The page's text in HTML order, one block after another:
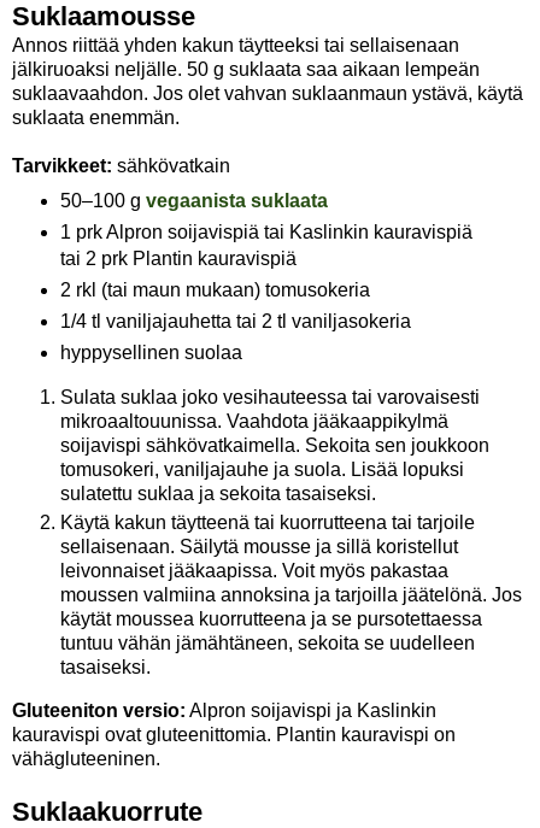
Suklaamousse
Annos riittää yhden kakun täytteeksi tai sellaisenaan
jälkiruoaksi neljälle. 50 g suklaata saa aikaan lempeän
suklaavaahdon. Jos olet vahvan suklaanmaun ystävä, käytä
suklaata enemmän.
Tarvikkeet: sähkövatkain
50–100 g vegaanista suklaata
1 prk Alpron soijavispiä tai Kaslinkin kauravispiä
tai 2 prk Plantin kauravispiä
2 rkl (tai maun mukaan) tomusokeria
1/4 tl vaniljajauhetta tai 2 tl vaniljasokeria
hyppysellinen suolaa
Sulata suklaa joko vesihauteessa tai varovaisesti
mikroaaltouunissa. Vaahdota jääkaappikylmä
soijavispi sähkövatkaimella. Sekoita sen joukkoon
tomusokeri, vaniljajauhe ja suola. Lisää lopuksi
sulatettu suklaa ja sekoita tasaiseksi.
Käytä kakun täytteenä tai kuorrutteena tai tarjoile
sellaisenaan. Säilytä mousse ja sillä koristellut
leivonnaiset jääkaapissa. Voit myös pakastaa
moussen valmiina annoksina ja tarjoilla jäätelönä. Jos
käytät moussea kuorrutteena ja se pursotettaessa
tuntuu vähän jämähtäneen, sekoita se uudelleen
tasaiseksi.
Gluteeniton versio: Alpron soijavispi ja Kaslinkin
kauravispi ovat gluteenittomia. Plantin kauravispi on
vähägluteeninen.
Suklaakuorrute